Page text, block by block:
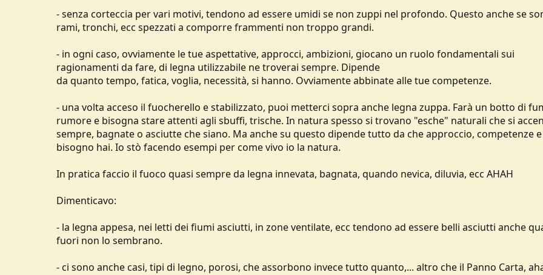
- senza corteccia per vari motivi, tendono ad essere umidi se non zuppi nel profondo. Questo anche se
rami, tronchi, ecc spezzati a comporre frammenti non troppo grandi.
- in ogni caso, ovviamente le tue aspettative, approcci, ambizioni, giocano un ruolo fondamentali sui
ragionamenti da fare, di legna utilizzabile ne troverai sempre. Dipende
da quanto tempo, fatica, voglia, necessità, si hanno. Ovviamente abbinate alle tue competenze.
- una volta acceso il fuocherello e stabilizzato, puoi metterci sopra anche legna zuppa. Farà un botto di
rumore e bisogna stare attenti agli sbuffi, trische. In natura spesso si trovano "esche" naturali che si
sempre, bagnate o asciutte che siano. Ma anche su questo dipende tutto da che approccio, competenze e
bisogno hai. Io stò facendo esempi per come vivo io la natura.
In pratica faccio il fuoco quasi sempre da legna innevata, bagnata, quando nevica, diluvia, ecc AHAH
Dimenticavo:
- la legna appesa, nei letti dei fiumi asciutti, in zone ventilate, ecc tendono ad essere belli asciutti anche
fuori non lo sembrano.
- ci sono anche casi, tipi di legno, porosi, che assorbono invece tutto quanto,... altro che il Panno Carta,